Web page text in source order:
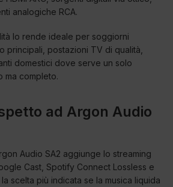
analogiche RCA.
lo rende ideale per soggiorni
principali, postazioni TV di qualità,
domestici dove serve un solo
ma completo.
ad Argon Audio
Audio SA2 aggiunge lo streaming
Cast, Spotify Connect Lossless e
scelta più indicata se la musica liquida